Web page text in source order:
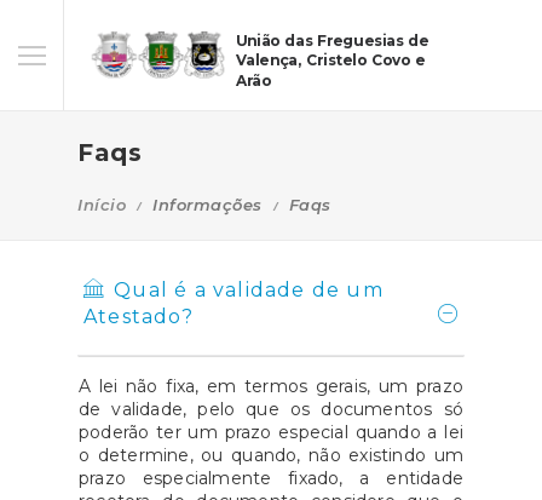
União das Freguesias de
Valença, Cristelo Covo e
Arão
Faqs
Início Informações Faqs
Qual é a validade de um
Atestado?
A lei não fixa, em termos gerais, um prazo
de validade, pelo que os documentos só
poderão ter um prazo especial quando a lei
o determine, ou quando, não existindo um
prazo especialmente fixado, a entidade